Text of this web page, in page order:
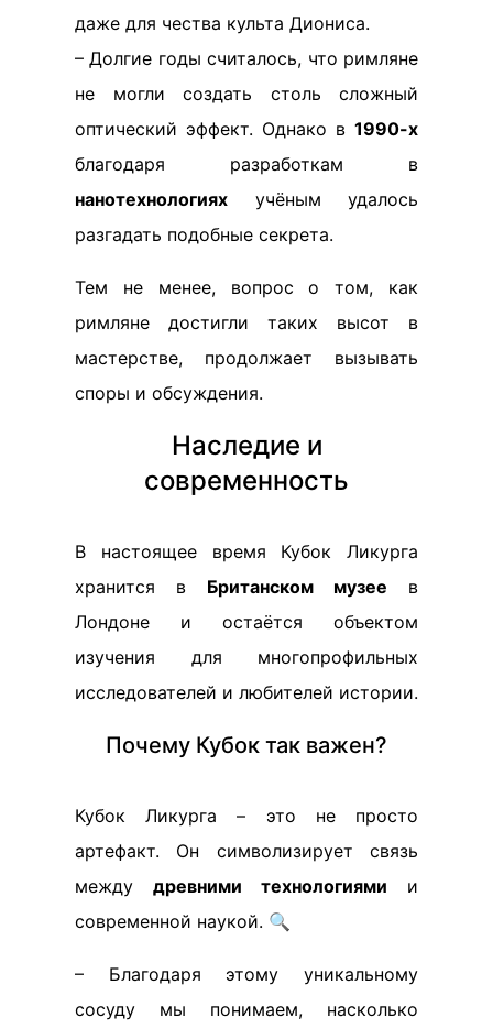
даже для чества культа Диониса.
– Долгие годы считалось, что римляне
не могли создать столь сложный
оптический эффект. Однако в 1990-х
благодаря разработкам в
нанотехнологиях учёным удалось
разгадать подобные секрета.
Тем не менее, вопрос о том, как
римляне достигли таких высот в
мастерстве, продолжает вызывать
споры и обсуждения.
Наследие и
современность
В настоящее время Кубок Ликурга
хранится в Британском музее в
Лондоне и остаётся объектом
изучения для многопрофильных
исследователей и любителей истории.
Почему Кубок так важен?
Кубок Ликурга – это не просто
артефакт. Он символизирует связь
между древними технологиями и
современной наукой. 🔍
– Благодаря этому уникальному
сосуду мы понимаем, насколько